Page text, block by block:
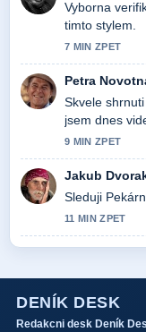
Vyborna
timto stylem.
7 MIN ZPET
Petra
Skvele
jsem dnes
9 MIN ZPET
Jakub
Sleduji
11 MIN ZPET
DENÍK DESK
Redakcni desk Deník